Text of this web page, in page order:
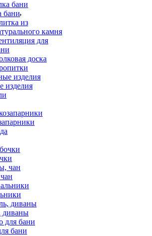
бани
из
камня
для
доска
изделия
диваны
бани